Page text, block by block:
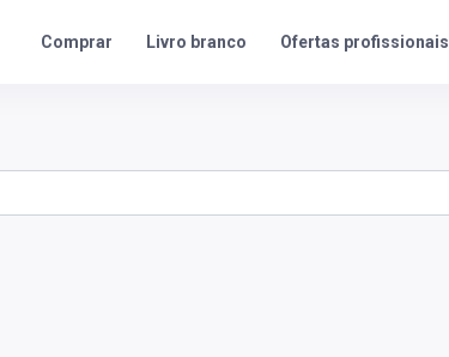
Comprar Livro branco Ofertas profissionais